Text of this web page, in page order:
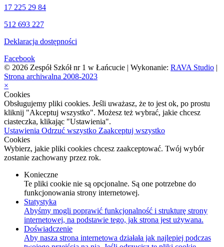
17 225 29 84
512 693 227
Deklaracja dostępności
Facebook
© 2026 Zespół Szkół nr 1 w Łańcucie | Wykonanie: RAVA Studio |
Strona archiwalna 2008-2023
×
Cookies
Obsługujemy pliki cookies. Jeśli uważasz, że to jest ok, po prostu
kliknij "Akceptuj wszystko". Możesz też wybrać, jakie chcesz
ciasteczka, klikając "Ustawienia".
Ustawienia Odrzuć wszystko Zaakceptuj wszystko
Cookies
Wybierz, jakie pliki cookies chcesz zaakceptować. Twój wybór
zostanie zachowany przez rok.
Konieczne
Te pliki cookie nie są opcjonalne. Są one potrzebne do
funkcjonowania strony internetowej.
Statystyka
Abyśmy mogli poprawić funkcjonalność i strukturę strony
internetowej, na podstawie tego, jak strona jest używana.
Doświadczenie
Aby nasza strona internetowa działała jak najlepiej podczas